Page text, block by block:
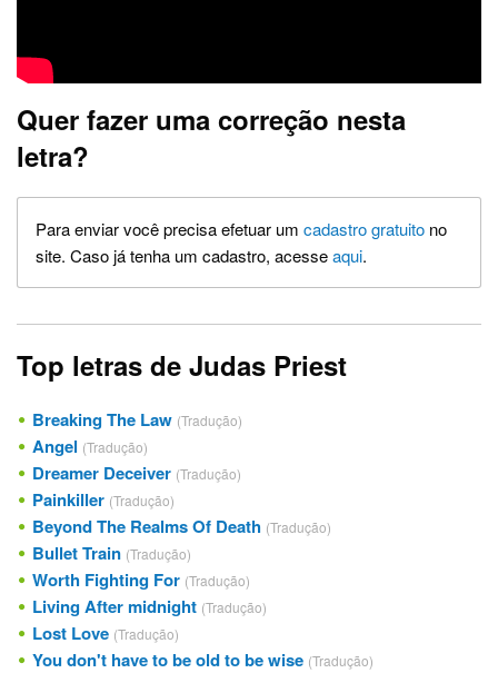
Quer fazer uma correção nesta
letra?
Para enviar você precisa efetuar um cadastro gratuito no
site. Caso já tenha um cadastro, acesseaqui.
Top letras de Judas Priest
Breaking The Law (Tradução)
Angel (Tradução)
Dreamer Deceiver (Tradução)
Painkiller (Tradução)
Beyond The Realms Of Death (Tradução)
Bullet Train (Tradução)
Worth Fighting For (Tradução)
Living After midnight (Tradução)
Lost Love (Tradução)
You don't have to be old to be wise (Tradução)